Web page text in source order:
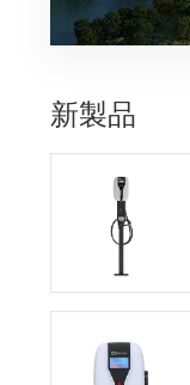
新製品